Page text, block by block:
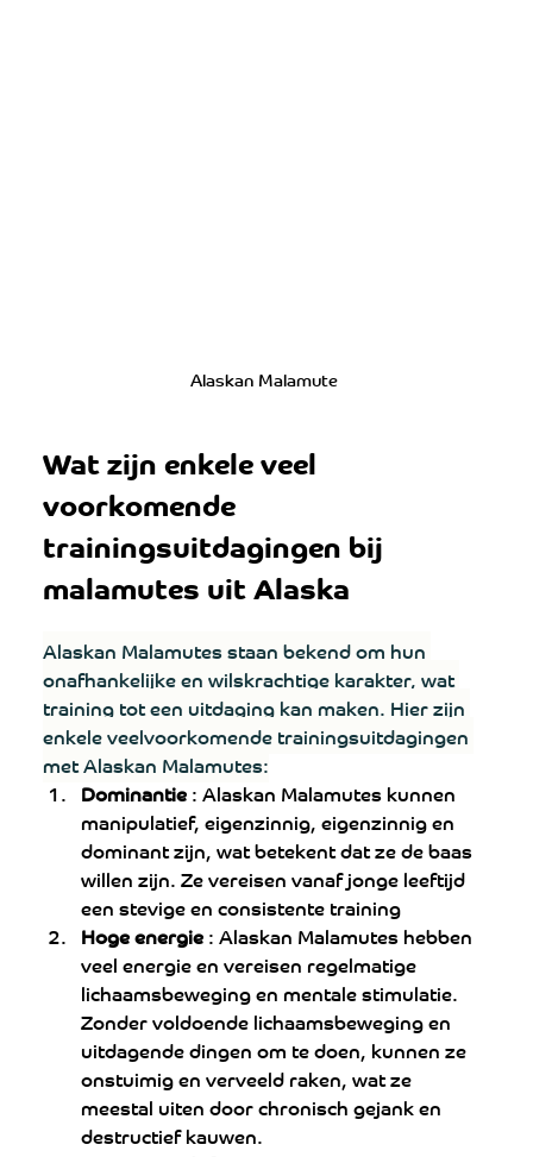
Alaskan Malamute
Wat zijn enkele veel
voorkomende
trainingsuitdagingen bij
malamutes uit Alaska
Alaskan Malamutes staan ​​bekend om hun
onafhankelijke en wilskrachtige karakter, wat
training tot een uitdaging kan maken. Hier zijn
enkele veelvoorkomende trainingsuitdagingen
met Alaskan Malamutes:
Dominantie : Alaskan Malamutes kunnen
manipulatief, eigenzinnig, eigenzinnig en
dominant zijn, wat betekent dat ze de baas
willen zijn. Ze vereisen vanaf jonge leeftijd
een stevige en consistente training
Hoge energie : Alaskan Malamutes hebben
veel energie en vereisen regelmatige
lichaamsbeweging en mentale stimulatie.
Zonder voldoende lichaamsbeweging en
uitdagende dingen om te doen, kunnen ze
onstuimig en verveeld raken, wat ze
meestal uiten door chronisch gejank en
destructief kauwen.